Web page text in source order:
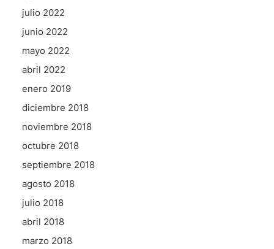
julio 2022
junio 2022
mayo 2022
abril 2022
enero 2019
diciembre 2018
noviembre 2018
octubre 2018
septiembre 2018
agosto 2018
julio 2018
abril 2018
marzo 2018